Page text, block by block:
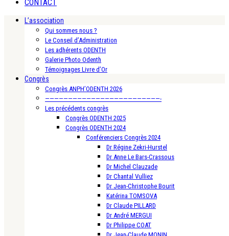
CONTACT
L’association
Qui sommes nous ?
Le Conseil d’Administration
Les adhérents ODENTH
Galerie Photo Odenth
Témoignages Livre d’Or
Congrès
Congrès ANPH’ODENTH 2026
—————————————————————————-
Les précédents congrès
Congrès ODENTH 2025
Congrès ODENTH 2024
Conférenciers Congrès 2024
Dr Régine Zekri-Hurstel
Dr Anne Le Bars-Crassous
Dr Michel Clauzade
Dr Chantal Vulliez
Dr Jean-Christophe Bourit
Katérina TOMSOVA
Dr Claude PILLARD
Dr André MERGUI
Dr Philippe COAT